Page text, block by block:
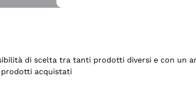
di scelta tra tanti prodotti diversi e con un
acquistati